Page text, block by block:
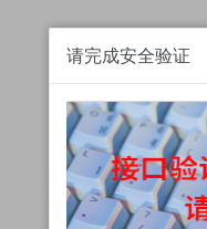
请完成安全验证